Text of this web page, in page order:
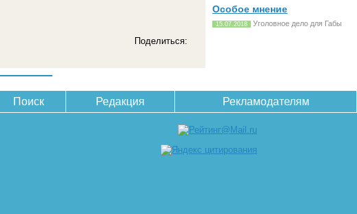
Поделиться:
Особое мнение
15.07.2018 Уголовное дело для Габы
Поиск Редакция Рекламодателям